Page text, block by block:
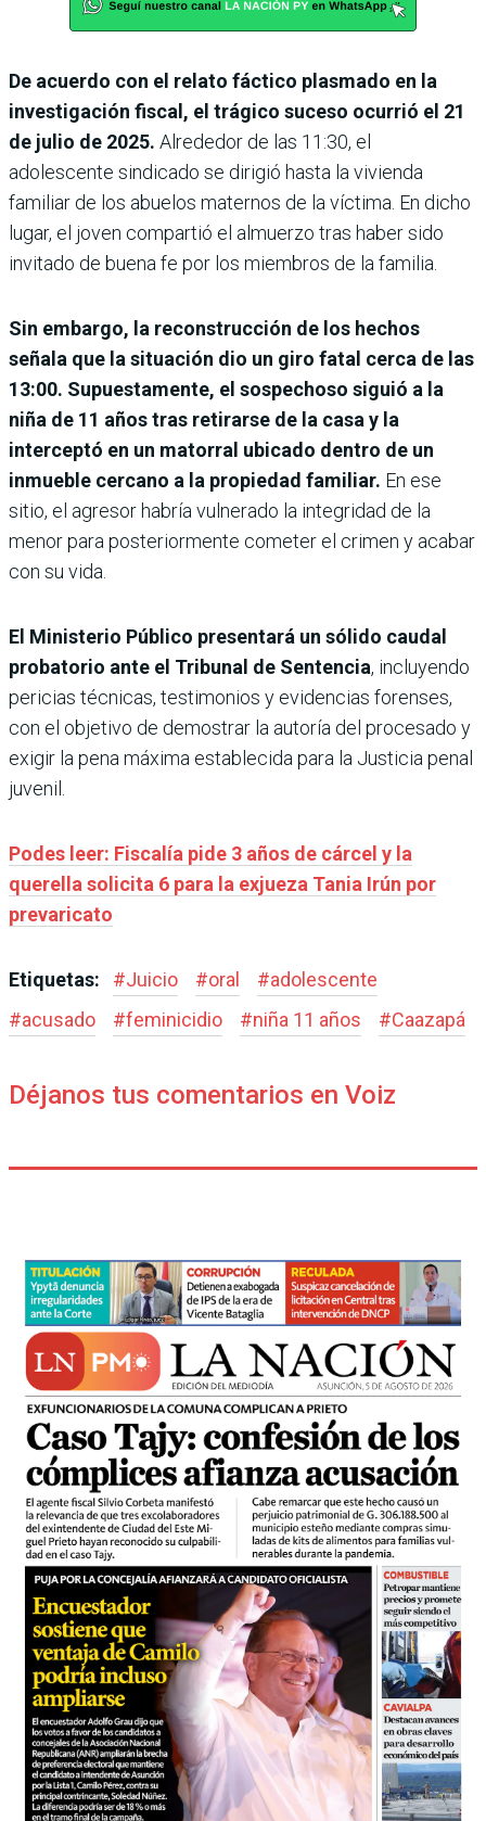
De acuerdo con el relato fáctico plasmado en la
investigación fiscal, el trágico suceso ocurrió el 21
de julio de 2025. Alrededor de las 11:30, el
adolescente sindicado se dirigió hasta la vivienda
familiar de los abuelos maternos de la víctima. En dicho
lugar, el joven compartió el almuerzo tras haber sido
invitado de buena fe por los miembros de la familia.
Sin embargo, la reconstrucción de los hechos
señala que la situación dio un giro fatal cerca de las
13:00. Supuestamente, el sospechoso siguió a la
niña de 11 años tras retirarse de la casa y la
interceptó en un matorral ubicado dentro de un
inmueble cercano a la propiedad familiar. En ese
sitio, el agresor habría vulnerado la integridad de la
menor para posteriormente cometer el crimen y acabar
con su vida.
El Ministerio Público presentará un sólido caudal
probatorio ante el Tribunal de Sentencia, incluyendo
pericias técnicas, testimonios y evidencias forenses,
con el objetivo de demostrar la autoría del procesado y
exigir la pena máxima establecida para la Justicia penal
juvenil.
Podes leer: Fiscalía pide 3 años de cárcel y la
querella solicita 6 para la exjueza Tania Irún por
prevaricato
Etiquetas: #Juicio #oral #adolescente
#acusado #feminicidio #niña 11 años #Caazapá
Déjanos tus comentarios en Voiz